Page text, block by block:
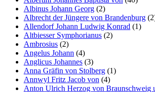
Albinus Johann Georg (2)
Albrecht der Jüngere von Brandenburg
Allendorf Johann Ludwig Konrad (1)
Altbiesser Symphorianus (2)
Ambrosius (2)
Angelus Johann (4)
Anglicus Johannes (3)
Anna Gräfin von Stolberg (1)
Annwyl Fritz Jacob von (4)
Anton Ulrich Herzog von Braunschweig